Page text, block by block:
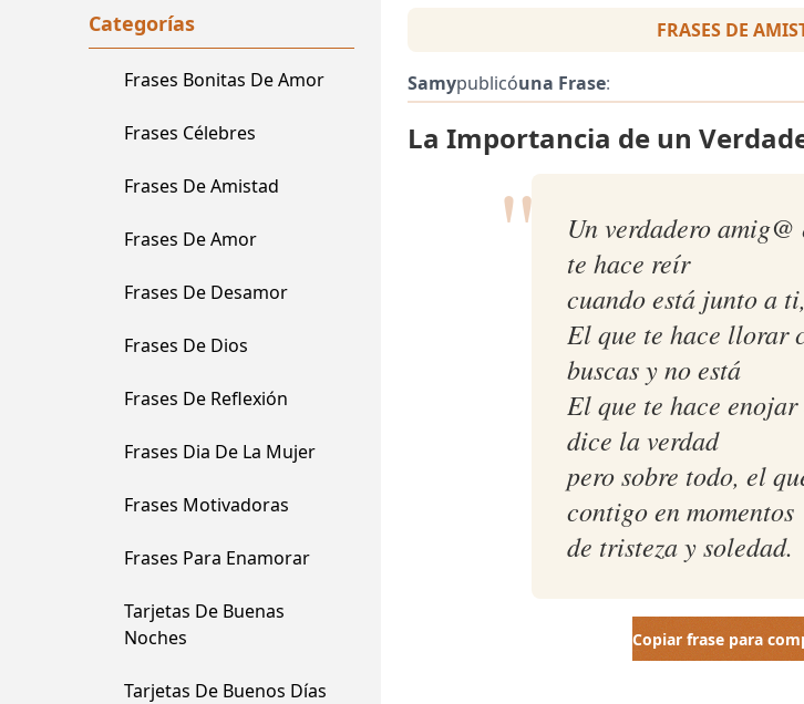
Categorías
Frases Bonitas De Amor
Frases Célebres
Frases De Amistad
Frases De Amor
Frases De Desamor
Frases De Dios
Frases De Reflexión
Frases Dia De La Mujer
Frases Motivadoras
Frases Para Enamorar
Tarjetas De Buenas
Noches
Tarjetas De Buenos Días
FRASES DE
Samypublicóuna Frase:
La Importancia de un
"
Un verdadero
te hace reír
cuando está junto a ti,
El que te hace llorar
buscas y no está
El que te hace
dice la verdad
pero sobre todo, el
contigo en momentos
de tristeza y soledad.
Copiar frase para